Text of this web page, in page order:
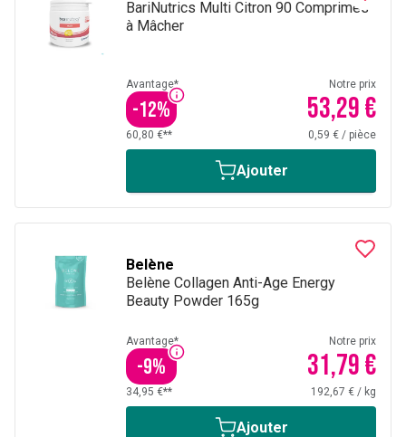
BariNutrics Multi Citron 90 Comprimés
à Mâcher
Avantage*
-12%
Notre prix
53,29 €
60,80 €** 0,59 € / pièce
Ajouter
Belène
Belène Collagen Anti-Age Energy
Beauty Powder 165g
Avantage*
-9%
Notre prix
31,79 €
34,95 €** 192,67 € / kg
Ajouter